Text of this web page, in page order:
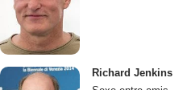
Richard Jenkins